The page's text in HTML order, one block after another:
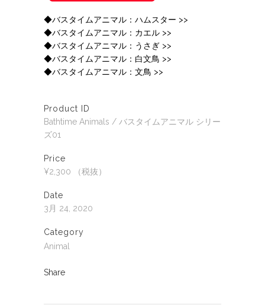
◆バスタイムアニマル：ハムスター >>
◆バスタイムアニマル：カエル >>
◆バスタイムアニマル：うさぎ >>
◆バスタイムアニマル：白文鳥 >>
◆バスタイムアニマル：文鳥 >>
Product ID
Bathtime Animals / バスタイムアニマル シリー
ズ01
Price
¥2,300 （税抜）
Date
3月 24, 2020
Category
Animal
Share